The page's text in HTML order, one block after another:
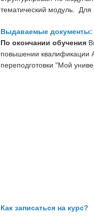
тематический модуль. Для
Выдаваемые документы:
По окончании обучения
повышении квалификации
переподготовки "Мой
Как записаться на курс?